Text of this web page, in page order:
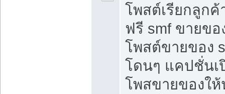
โพสต์เรียกลูกค้
ฟรี smf ขายขอ
โพสต์ขายของ
โดนๆ แคปชั่นเ
โพสขายของใ